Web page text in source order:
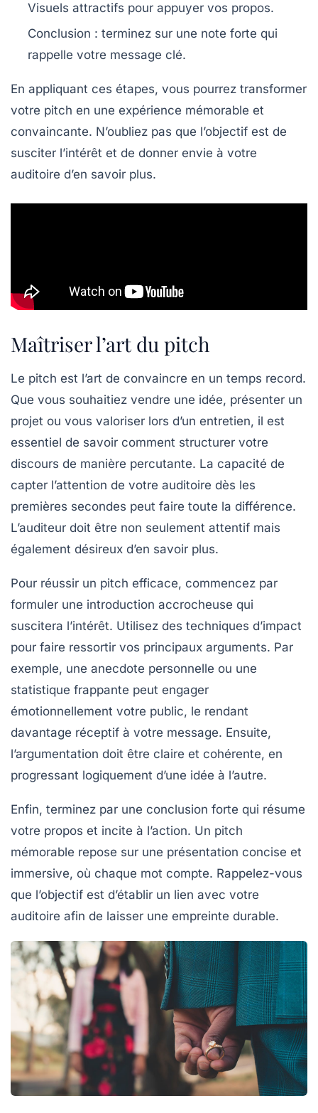
Visuels attractifs pour appuyer vos propos.
Conclusion : terminez sur une note forte qui
rappelle votre message clé.
En appliquant ces étapes, vous pourrez transformer
votre pitch en une expérience mémorable et
convaincante. N’oubliez pas que l’objectif est de
susciter l’intérêt et de donner envie à votre
auditoire d’en savoir plus.
Maîtriser l’art du pitch
Le pitch est l’art de convaincre en un temps record.
Que vous souhaitiez vendre une idée, présenter un
projet ou vous valoriser lors d’un entretien, il est
essentiel de savoir comment structurer votre
discours de manière percutante. La capacité de
capter l’attention de votre auditoire dès les
premières secondes peut faire toute la différence.
L’auditeur doit être non seulement attentif mais
également désireux d’en savoir plus.
Pour réussir un pitch efficace, commencez par
formuler une introduction accrocheuse qui
suscitera l’intérêt. Utilisez des techniques d’impact
pour faire ressortir vos principaux arguments. Par
exemple, une anecdote personnelle ou une
statistique frappante peut engager
émotionnellement votre public, le rendant
davantage réceptif à votre message. Ensuite,
l’argumentation doit être claire et cohérente, en
progressant logiquement d’une idée à l’autre.
Enfin, terminez par une conclusion forte qui résume
votre propos et incite à l’action. Un pitch
mémorable repose sur une présentation concise et
immersive, où chaque mot compte. Rappelez-vous
que l’objectif est d’établir un lien avec votre
auditoire afin de laisser une empreinte durable.